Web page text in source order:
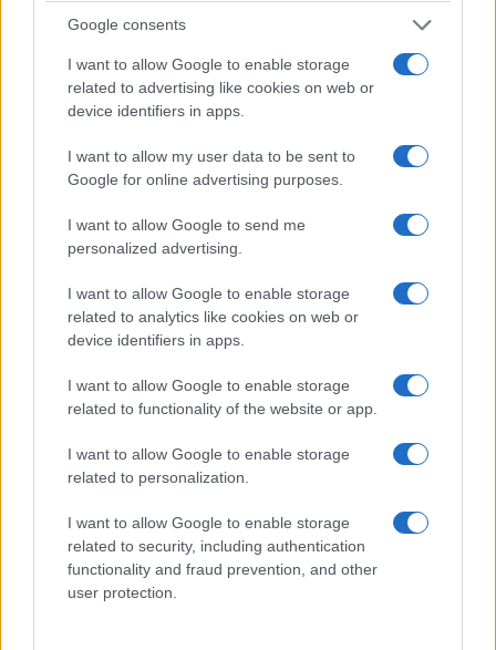
Google consents
I want to allow Google to enable storage
related to advertising like cookies on web or
device identifiers in apps.
I want to allow my user data to be sent to
Google for online advertising purposes.
I want to allow Google to send me
personalized advertising.
I want to allow Google to enable storage
related to analytics like cookies on web or
device identifiers in apps.
I want to allow Google to enable storage
related to functionality of the website or app.
I want to allow Google to enable storage
related to personalization.
I want to allow Google to enable storage
related to security, including authentication
functionality and fraud prevention, and other
user protection.
Κορυφώνεται η έξοδος των αδειούχων του
Αυγούστου από τα λιμάνια της Αττικής
8/08/2026 - 9:47πμ
Δυτική Αττική: Σε εξέλιξη οι αυτοψίες και οι
αποζημιώσεις μετά την καταστροφική φωτιά
8/08/2026 - 8:57πμ